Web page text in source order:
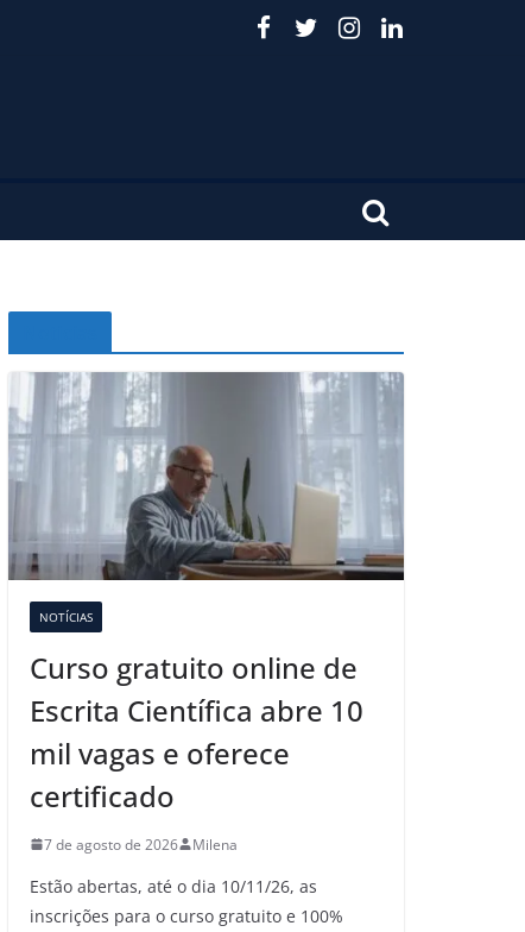
NOTÍCIAS
Curso gratuito online de
Escrita Científica abre 10
mil vagas e oferece
certificado
7 de agosto de 2026 Milena
Estão abertas, até o dia 10/11/26, as
inscrições para o curso gratuito e 100%